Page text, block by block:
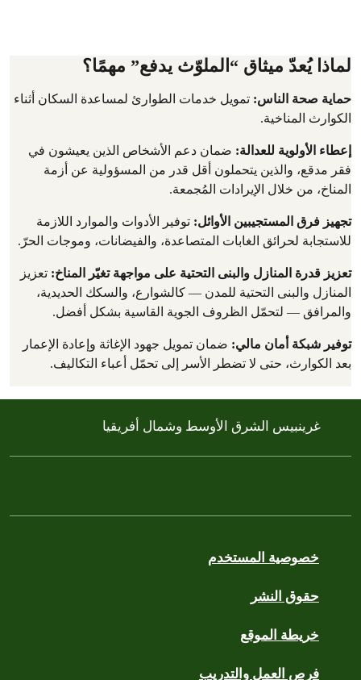
لماذا يُعدّ ميثاق “الملوّث يدفع” مهمًا؟
حماية صحة الناس: تمويل خدمات الطوارئ لمساعدة السكان أثناء
الكوارث المناخية.
إعطاء الأولوية للعدالة: ضمان دعم الأشخاص الذين يعيشون في
فقر مدقع، والذين يتحملون أقل قدر من المسؤولية عن أزمة
المناخ، من خلال الإيرادات المُجمعة.
تجهيز فرق المستجيبين الأوائل: توفير الأدوات والموارد اللازمة
للاستجابة لحرائق الغابات المتصاعدة، والفيضانات، وموجات الحرّ.
تعزيز قدرة المنازل والبنى التحتية على مواجهة تغيّر المناخ: تعزيز
المنازل والبنى التحتية للمدن — كالشوارع، والسكك الحديدية،
والمرافق — لتحمّل الظروف الجوية القاسية بشكل أفضل.
توفير شبكة أمان مالي: ضمان تمويل جهود الإغاثة وإعادة الإعمار
بعد الكوارث، حتى لا تضطر الأسر إلى تحمّل أعباء التكاليف.
خصوصية المستخدم
حقوق النشر
خريطة الموقع
فرص العمل والتدريب